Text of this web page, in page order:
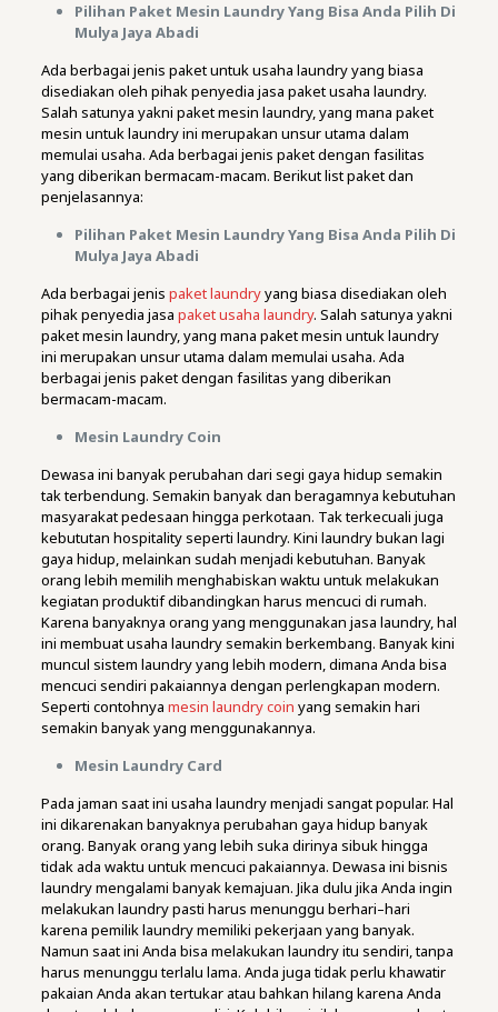
Pilihan Paket Mesin Laundry Yang Bisa Anda Pilih Di
Mulya Jaya Abadi
Ada berbagai jenis paket untuk usaha laundry yang biasa
disediakan oleh pihak penyedia jasa paket usaha laundry.
Salah satunya yakni paket mesin laundry, yang mana paket
mesin untuk laundry ini merupakan unsur utama dalam
memulai usaha. Ada berbagai jenis paket dengan fasilitas
yang diberikan bermacam-macam. Berikut list paket dan
penjelasannya:
Pilihan Paket Mesin Laundry Yang Bisa Anda Pilih Di
Mulya Jaya Abadi
Ada berbagai jenis paket laundryyang biasa disediakan oleh
pihak penyedia jasa paket usaha laundry. Salah satunya yakni
paket mesin laundry, yang mana paket mesin untuk laundry
ini merupakan unsur utama dalam memulai usaha. Ada
berbagai jenis paket dengan fasilitas yang diberikan
bermacam-macam.
Mesin Laundry Coin
Dewasa ini banyak perubahan dari segi gaya hidup semakin
tak terbendung. Semakin banyak dan beragamnya kebutuhan
masyarakat pedesaan hingga perkotaan. Tak terkecuali juga
kebututan hospitality seperti laundry. Kini laundry bukan lagi
gaya hidup, melainkan sudah menjadi kebutuhan. Banyak
orang lebih memilih menghabiskan waktu untuk melakukan
kegiatan produktif dibandingkan harus mencuci di rumah.
Karena banyaknya orang yang menggunakan jasa laundry, hal
ini membuat usaha laundry semakin berkembang. Banyak kini
muncul sistem laundry yang lebih modern, dimana Anda bisa
mencuci sendiri pakaiannya dengan perlengkapan modern.
Seperti contohnya mesin laundry coin yang semakin hari
semakin banyak yang menggunakannya.
Mesin Laundry Card
Pada jaman saat ini usaha laundry menjadi sangat popular. Hal
ini dikarenakan banyaknya perubahan gaya hidup banyak
orang. Banyak orang yang lebih suka dirinya sibuk hingga
tidak ada waktu untuk mencuci pakaiannya. Dewasa ini bisnis
laundry mengalami banyak kemajuan. Jika dulu jika Anda ingin
melakukan laundry pasti harus menunggu berhari–hari
karena pemilik laundry memiliki pekerjaan yang banyak.
Namun saat ini Anda bisa melakukan laundry itu sendiri, tanpa
harus menunggu terlalu lama. Anda juga tidak perlu khawatir
pakaian Anda akan tertukar atau bahkan hilang karena Anda